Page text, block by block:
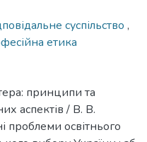
суспільство ,
етика
принципи та
аспектів / В. В.
проблеми освітнього